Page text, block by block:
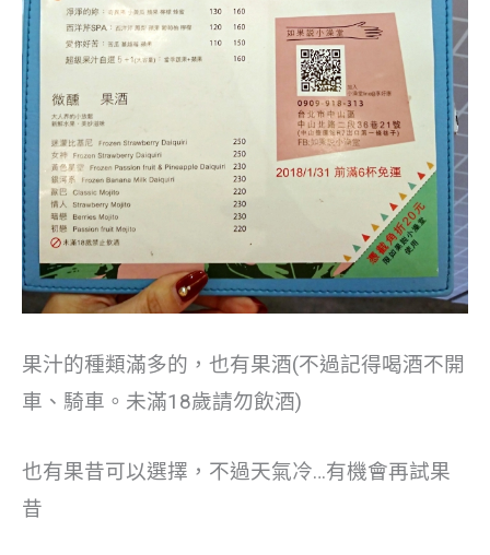
果汁的種類滿多的，也有果酒(不過記得喝酒不開
車、騎車。未滿18歲請勿飲酒)
也有果昔可以選擇，不過天氣冷…有機會再試果
昔